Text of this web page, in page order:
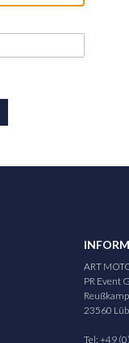
ART
PR Event
23560
Tel: +49